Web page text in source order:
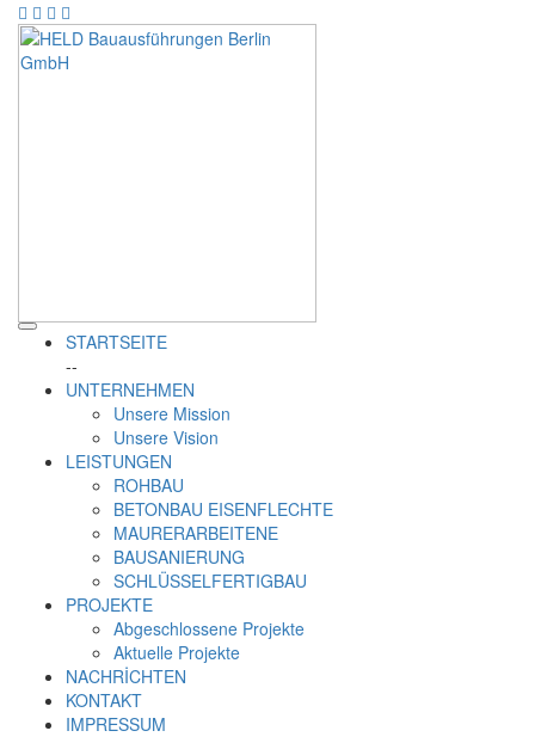
STARTSEITE
--
UNTERNEHMEN
Unsere Mission
Unsere Vision
LEISTUNGEN
ROHBAU
BETONBAU EISENFLECHTE
MAURERARBEITENE
BAUSANIERUNG
SCHLÜSSELFERTIGBAU
PROJEKTE
Abgeschlossene Projekte
Aktuelle Projekte
NACHRİCHTEN
KONTAKT
IMPRESSUM